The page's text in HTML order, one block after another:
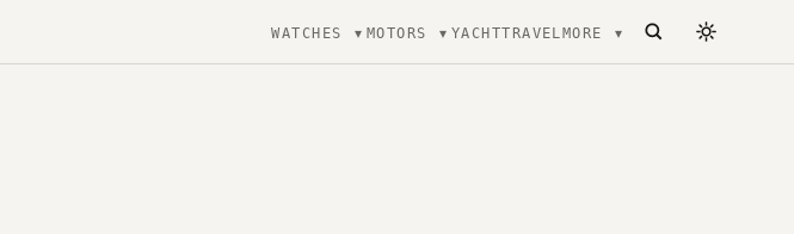
WATCHES MOTORS YACHTTRAVELMORE